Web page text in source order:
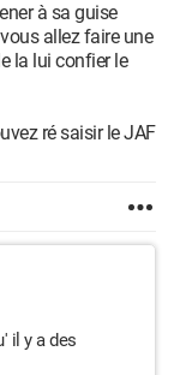
à sa guise
allez faire une
la lui confier le
ré saisir le JAF
il y a des